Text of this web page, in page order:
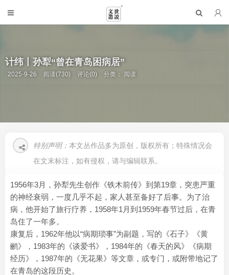
计纬丨孙犁“曾在青岛困病居”
2025-9-26 阅读(730) 评论(0) 分类：阅读
特别声明： 本文丛作品多为原创，版权所有；特殊情况会
在文末标注，如有侵权，请与编辑联系。
1956年3月，孙犁先生创作《铁木前传》到第19章，突患严重
的神经衰弱，一度几乎不起，家人甚至备好了后事。为了治
病，他开始了旅行疗养，1958年1月到1959年春节过后，在青
岛住了一年多。
康复后，1962年他以“病期琐事”为副题，写的《石子》《黄
鹂》，1983年的《谈爱书》，1984年的《春天的风》《病期
经历》，1987年的《无花果》等文章，或专门，或附带地记了
在青岛的这段历史。